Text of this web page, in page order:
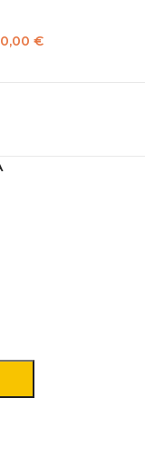
0,00 €